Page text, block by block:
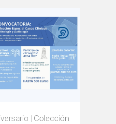
| Colección